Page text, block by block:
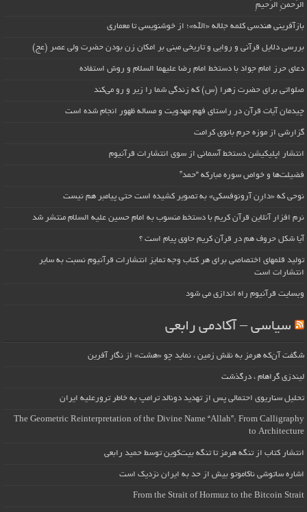
الرَّحمنِ الرَّحیمِ
بازآفرینی هندسی کلمه جلاله «الله»؛ از خوشنویسی تا معماری
بررسی دلایل قرآنی و روایی و تاریخی مبنی بر امکان زن بودن حضرت ولی عصر (عج)
دعای حرز امام جواد با دستخط امام رضا علیهما السلام و روش استفاده
صلواتی برای حضرت زهرا (س) که زندگی شما را زیر و رو می‌کند
چیدمان آیات قرآن در راستای فهم مهدویت و مساله ظهور انجام شده است
گزارشی از موزه حرم بانوی کرامت
انتشار اپلیکیشن دستخط آسمانی از سوی انتشارات قرآنیوم
فضیلت‌ها و خواص سوره مبارکه “حمد”
نوحی که «دارِن آرونوفسکی» به تصویر کشیده است حتی پیامبر هم نیست
نرم افزار آنلاین قرآن کریم با دستخط منسوب به امام حسین علیه السلام منتشر شد
آیا شکل حروف هم در قرآن کریم حاوی پیام است ؟
تولید قلمهای اختصاصی برای هر کتاب وجه تمایز انتشارات قرآنیوم نسبت به سایر
انتشارات است
وبسایت قرآنیوم راه اندازی می شود
سیاسی – آکادمی رابعی
شگفت آن‌که هرمز به نقش زمین ، نماید چو «هشت» از نگار آفرین
لیندزی گراهام ، درگذشت
تحلیل سناریوی احتمالی پس از تهدید دونالد ترامپ به خاطر ترورعلیه ایران
The Geometric Reinterpretation of the Divine Name “Allah”: From Calligraphy
to Architecture
انتشار کتاب از تنگه هرمز تا تنگه بیت‌کوین توسط حمید رابعی
اشاره ساتوشی ناکاموتو بیش از حد به ایران نزدیک است
From the Strait of Hormuz to the Bitcoin Strait